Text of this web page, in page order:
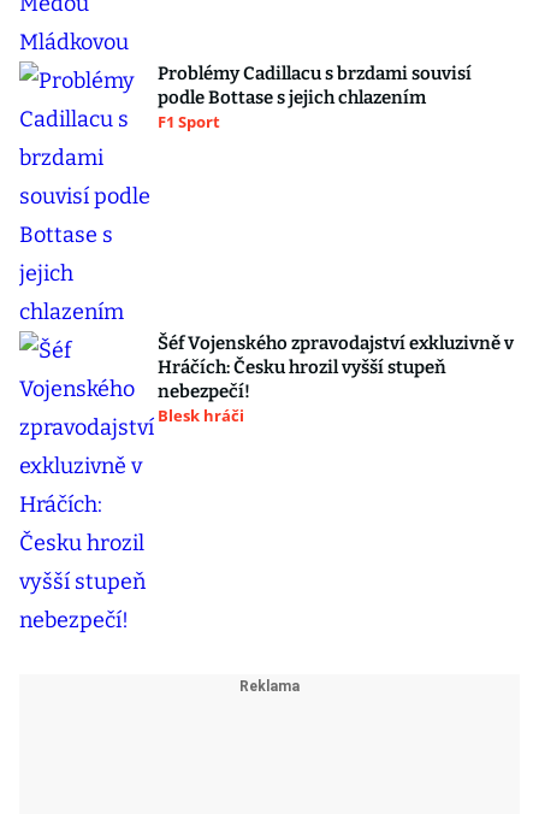
Problémy Cadillacu s brzdami souvisí
podle Bottase s jejich chlazením
F1 Sport
Šéf Vojenského zpravodajství exkluzivně v
Hráčích: Česku hrozil vyšší stupeň
nebezpečí!
Blesk hráči